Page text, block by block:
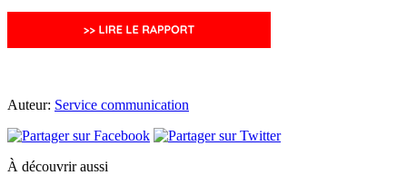
Auteur: Service communication
À découvrir aussi